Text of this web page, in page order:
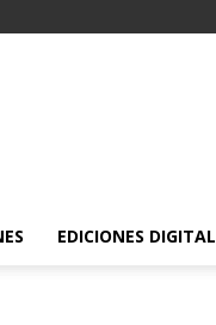
EDICIONES DIGITAL